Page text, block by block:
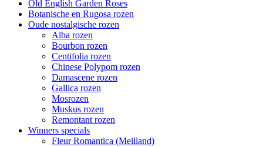
Old English Garden Roses
Botanische en Rugosa rozen
Oude nostalgische rozen
Alba rozen
Bourbon rozen
Centifolia rozen
Chinese Polypom rozen
Damascene rozen
Gallica rozen
Mosrozen
Muskus rozen
Remontant rozen
Winners specials
Fleur Romantica (Meilland)